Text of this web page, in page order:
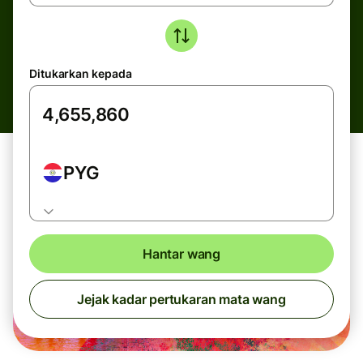
Ditukarkan kepada
PYG
Hantar wang
Jejak kadar pertukaran mata wang